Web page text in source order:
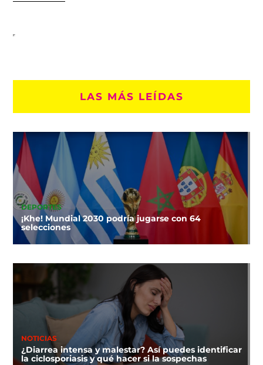
LAS MÁS LEÍDAS
DEPORTES
¡Khe! Mundial 2030 podría jugarse con 64
selecciones
NOTICIAS
¿Diarrea intensa y malestar? Así puedes identificar
la ciclosporiasis y qué hacer si la sospechas